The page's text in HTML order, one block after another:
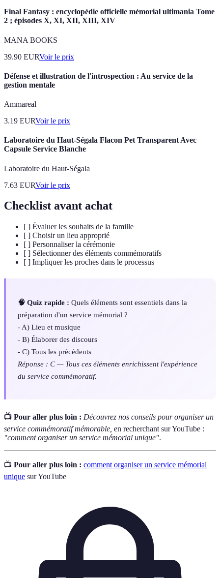
Final Fantasy : encyclopédie officielle mémorial ultimania Tome
2 ; épisodes X, XI, XII, XIII, XIV
MANA BOOKS
39.90 EURVoir le prix
Défense et illustration de l'introspection : Au service de la
gestion mentale
Ammareal
3.19 EURVoir le prix
Laboratoire du Haut-Ségala Flacon Pet Transparent Avec
Capsule Service Blanche
Laboratoire du Haut-Ségala
7.63 EURVoir le prix
Checklist avant achat
[ ] Évaluer les souhaits de la famille
[ ] Choisir un lieu approprié
[ ] Personnaliser la cérémonie
[ ] Sélectionner des éléments commémoratifs
[ ] Impliquer les proches dans le processus
🧠 Quiz rapide : Quels éléments sont essentiels dans la
préparation d'un service mémorial ?
- A) Lieu et musique
- B) Élaborer des discours
- C) Tous les précédents
Réponse : C — Tous ces éléments enrichissent l'expérience
du service commémoratif.
📺 Pour aller plus loin : Découvrez nos conseils pour organiser un
service commémoratif mémorable, en recherchant sur YouTube :
"comment organiser un service mémorial unique".
📺 Pour aller plus loin : comment organiser un service mémorial
unique sur YouTube